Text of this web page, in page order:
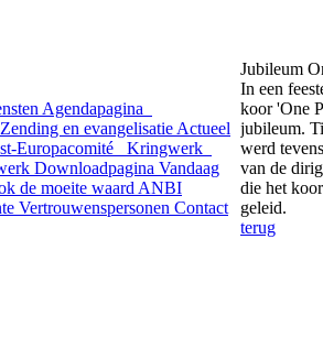
Agendapagina
Zending en evangelisatie Actueel
Europacomité
Kringwerk
Downloadpagina Vandaag
de moeite waard ANBI
Vertrouwenspersonen Contact
Jubileum
In een
koor 'One
jubileum.
werd
van de
die het
geleid.
terug